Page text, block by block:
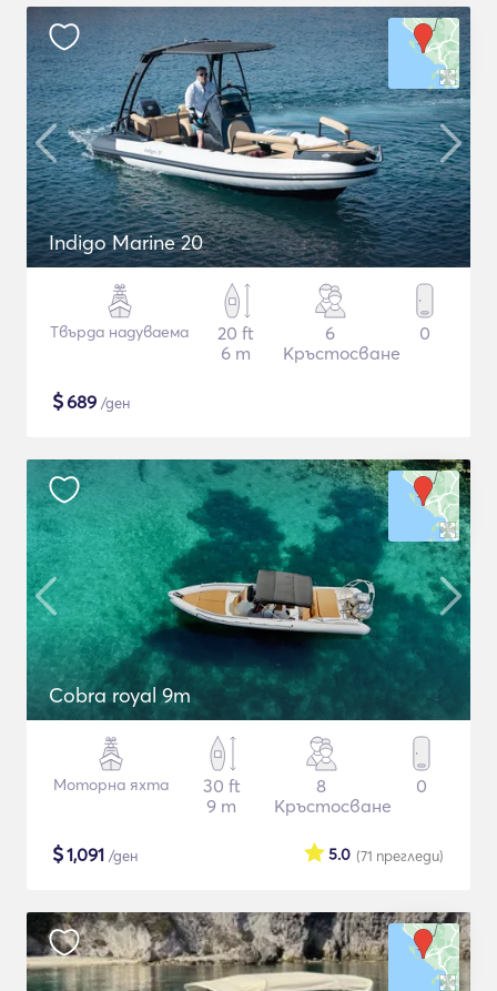
Indigo Marine 20
Твърда надуваема
20 ft
6 m
6
Кръстосване
0
$689 /ден
Cobra royal 9m
Моторна яхта
30 ft
9 m
8
Кръстосване
0
$1,091 /ден (71 прегледи)
5.0